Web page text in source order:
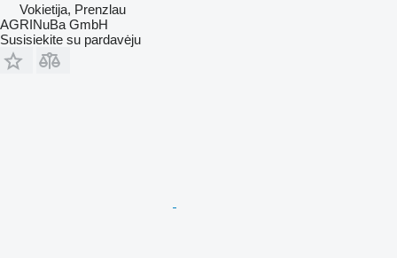
Vokietija, Prenzlau
AGRINuBa GmbH
Susisiekite su pardavėju